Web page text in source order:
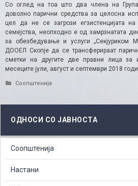
Со оглед на тоа што два члена на
доволно парични средства за целосна
цел да не се загрози егзистенцијата
семејства, неопходно е од замрзнатата
за обезбедување и услуги „Секјуриком
ДООЕЛ Скопје да се трансферираат
сметки на другите две правни лица за
месеците јули, август и септември 2018
Categories
Соопштенија
ОДНОСИ СО ЈАВНОСТА
Соопштенија
Настани